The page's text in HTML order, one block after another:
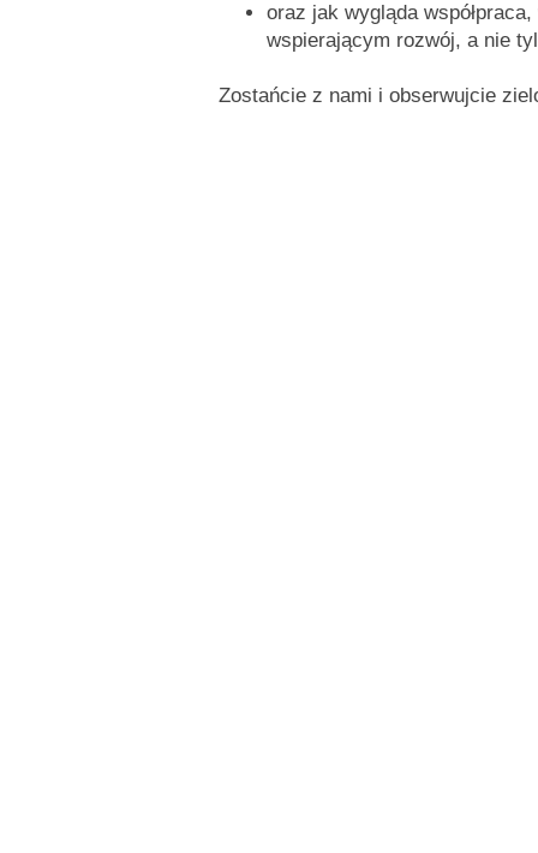
oraz jak wygląda
wspierającym rozwój, a nie
Zostańcie z nami i obserwujcie